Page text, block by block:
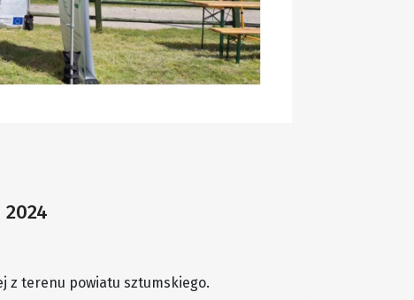
z terenu powiatu sztumskiego.